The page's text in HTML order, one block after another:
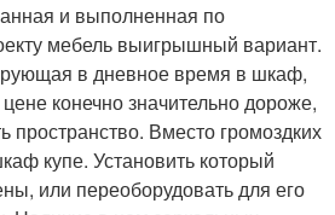
и выполненная по
мебель выигрышный вариант.
в дневное время в шкаф,
конечно значительно дороже,
пространство. Вместо громоздких
купе. Установить который
или переоборудовать для его